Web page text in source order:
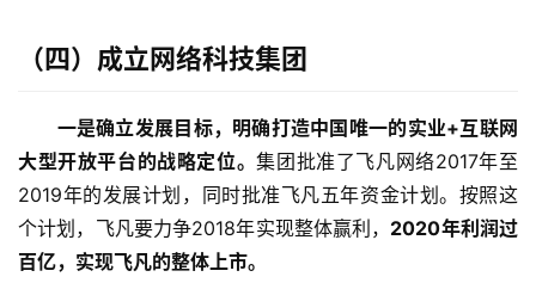
（四） 成立网络科技集团
一是确立发展目标，明确打造中国唯一的实业+互联网
大型开放平台的战略定位。集团批准了飞凡网络2017年至
2019年的发展计划，同时批准飞凡五年资金计划。按照这
个计划，飞凡要力争2018年实现整体赢利， 2020年利润过
百亿，实现飞凡的整体上市。